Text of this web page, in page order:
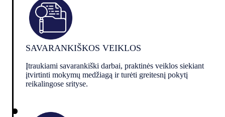
SAVARANKIŠKOS VEIKLOS
Įtraukiami savarankiški darbai, praktinės veiklos siekiant
įtvirtinti mokymų medžiagą ir turėti greitesnį pokytį
reikalingose srityse.